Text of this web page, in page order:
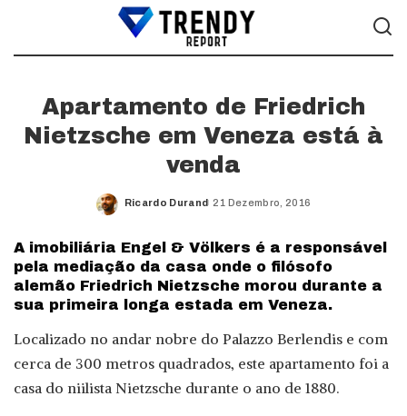
Apartamento de Friedrich
Nietzsche em Veneza está à
venda
Posted
Ricardo Durand 21 Dezembro, 2016
A imobiliária Engel & Völkers é a responsável
pela mediação da casa onde o filósofo
alemão Friedrich Nietzsche morou durante a
sua primeira longa estada em Veneza.
Localizado no andar nobre do Palazzo Berlendis e com
cerca de 300 metros quadrados, este apartamento foi a
casa do niilista Nietzsche durante o ano de 1880.